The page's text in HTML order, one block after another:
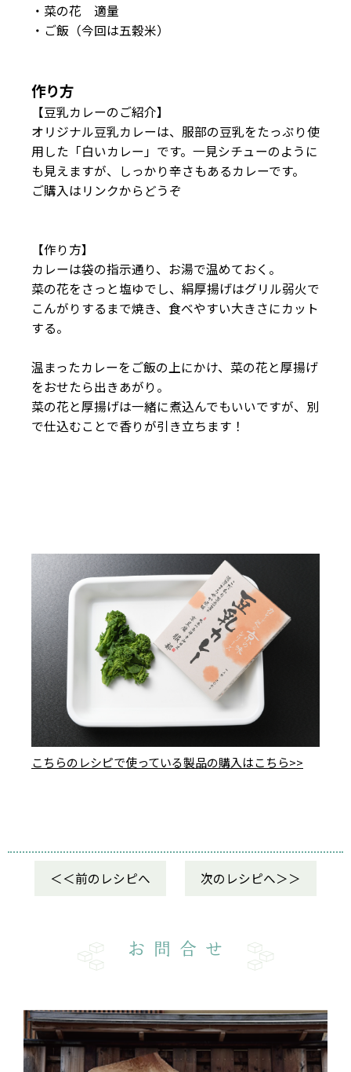
・菜の花 適量
・ご飯（今回は五穀米）
作り方
【豆乳カレーのご紹介】
オリジナル豆乳カレーは、服部の豆乳をたっぷり使
用した「白いカレー」です。一見シチューのように
も見えますが、しっかり辛さもあるカレーです。
ご購入はリンクからどうぞ
【作り方】
カレーは袋の指示通り、お湯で温めておく。
菜の花をさっと塩ゆでし、絹厚揚げはグリル弱火で
こんがりするまで焼き、食べやすい大きさにカット
する。
温まったカレーをご飯の上にかけ、菜の花と厚揚げ
をおせたら出きあがり。
菜の花と厚揚げは一緒に煮込んでもいいですが、別
で仕込むことで香りが引き立ちます！
こちらのレシピで使っている製品の購入はこちら>>
前のレシピへ 次のレシピへ
お問合せ